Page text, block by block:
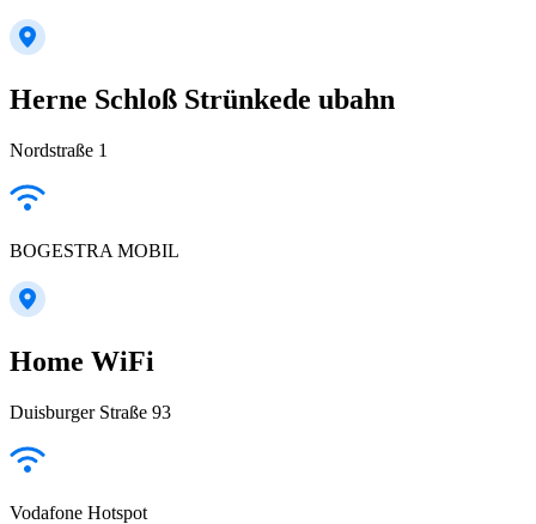
Herne Schloß Strünkede ubahn
Nordstraße 1
BOGESTRA MOBIL
Home WiFi
Duisburger Straße 93
Vodafone Hotspot